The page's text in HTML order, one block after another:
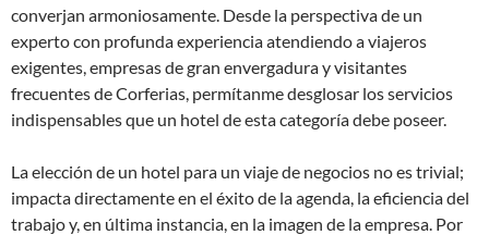
converjan armoniosamente. Desde la perspectiva de un
experto con profunda experiencia atendiendo a viajeros
exigentes, empresas de gran envergadura y visitantes
frecuentes de Corferias, permítanme desglosar los servicios
indispensables que un hotel de esta categoría debe poseer.
La elección de un hotel para un viaje de negocios no es trivial;
impacta directamente en el éxito de la agenda, la eficiencia del
trabajo y, en última instancia, en la imagen de la empresa. Por